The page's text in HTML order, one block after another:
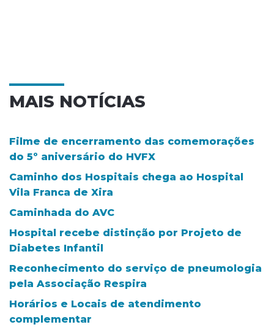
MAIS NOTÍCIAS
Filme de encerramento das comemorações
do 5º aniversário do HVFX
Caminho dos Hospitais chega ao Hospital
Vila Franca de Xira
Caminhada do AVC
Hospital recebe distinção por Projeto de
Diabetes Infantil
Reconhecimento do serviço de pneumologia
pela Associação Respira
Horários e Locais de atendimento
complementar